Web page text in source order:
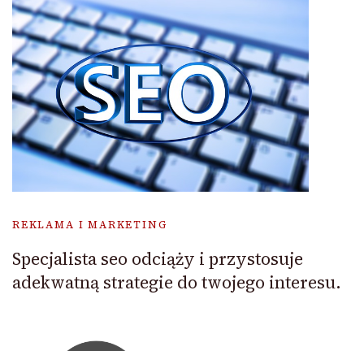
REKLAMA I MARKETING
Specjalista seo odciąży i przystosuje
adekwatną strategie do twojego interesu.